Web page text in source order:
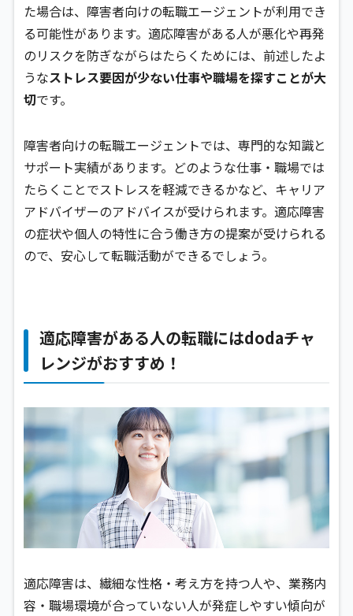
た場合は、障害者向けの転職エージェントが利用でき
る可能性があります。適応障害がある人が悪化や再発
のリスクを防ぎながらはたらくためには、前述したよ
うなストレス要因が少ない仕事や職場を探すことが大
切です。
障害者向けの転職エージェントでは、専門的な知識と
サポート実績があります。どのような仕事・職場では
たらくことでストレスを軽減できるかなど、キャリア
アドバイザーのアドバイスが受けられます。適応障害
の症状や個人の特性に合う働き方の提案が受けられる
ので、安心して転職活動ができるでしょう。
適応障害がある人の転職にはdodaチャ
レンジがおすすめ！
適応障害は、繊細な性格・考え方を持つ人や、業務内
容・職場環境が合っていない人が発症しやすい傾向が